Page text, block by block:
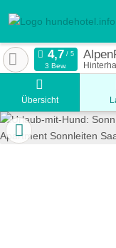
3 Bew.
Übersicht